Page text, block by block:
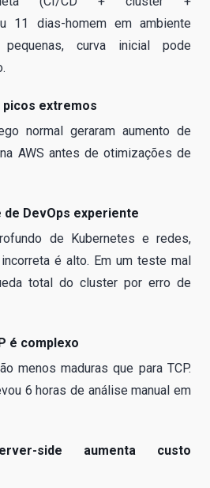
11 dias-homem em ambiente
curva inicial pode
picos extremos
normal geraram aumento de
AWS antes de otimizações de
DevOps experiente
de Kubernetes e redes,
é alto. Em um teste mal
total do cluster por erro de
é complexo
menos maduras que para TCP.
6 horas de análise manual em
side aumenta custo